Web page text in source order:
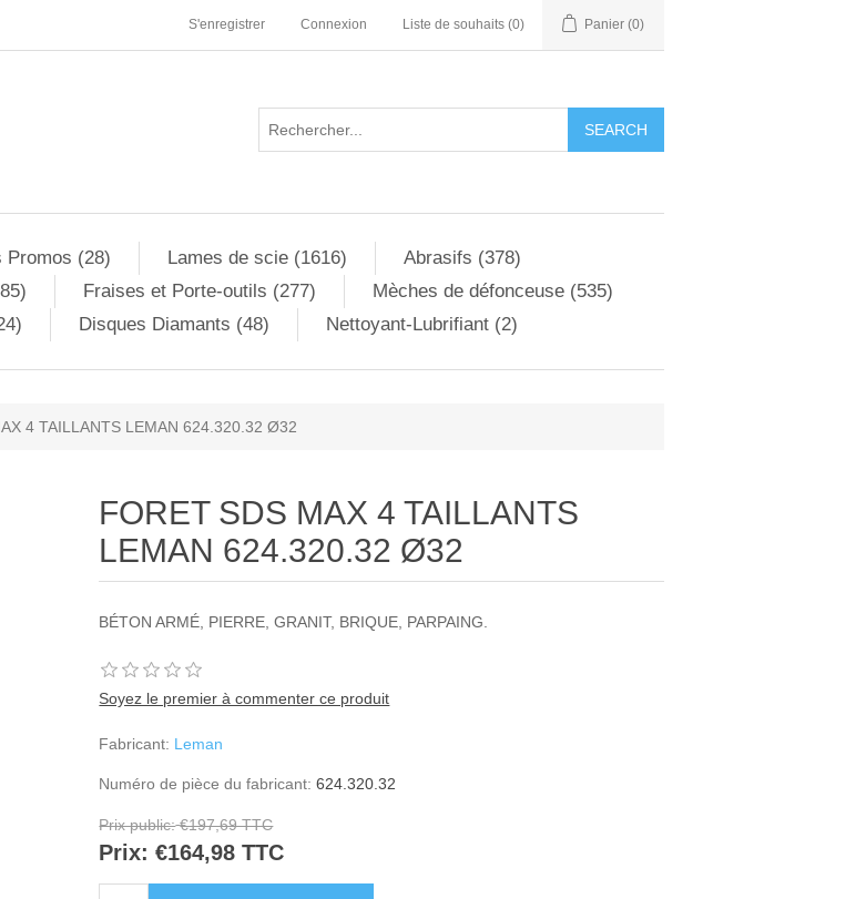
S'enregistrer Connexion Liste de souhaits (0) Panier (0)
Promos (28) Lames de scie (1616)
Abrasifs (378)
Fraises et Porte-outils (277)
Mèches de défonceuse (535)
Disques Diamants (48) Nettoyant-Lubrifiant (2)
4 TAILLANTS LEMAN 624.320.32 Ø32
FORET SDS MAX 4 TAILLANTS
LEMAN 624.320.32 Ø32
BÉTON ARMÉ, PIERRE, GRANIT, BRIQUE, PARPAING.
Soyez le premier à commenter ce produit
Fabricant: Leman
Numéro de pièce du fabricant: 624.320.32
Prix public: €197,69 TTC
Prix: €164,98 TTC